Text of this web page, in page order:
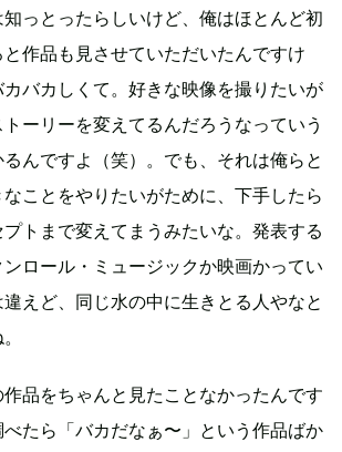
知っとったらしいけど、俺はほとんど初
作品も見させていただいたんですけ
バカしくて。好きな映像を撮りたいが
ーリーを変えてるんだろうなっていう
んですよ（笑）。でも、それは俺らと
ことをやりたいがために、下手したら
トまで変えてまうみたいな。発表する
ンロール・ミュージックか映画かってい
えど、同じ水の中に生きとる人やなと
品をちゃんと見たことなかったんです
たら「バカだなぁ〜」という作品ばか